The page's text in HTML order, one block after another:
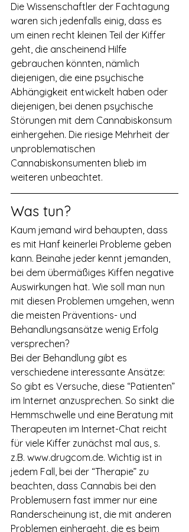
Die Wissenschaftler der Fachtagung
waren sich jedenfalls einig, dass es
um einen recht kleinen Teil der Kiffer
geht, die anscheinend Hilfe
gebrauchen könnten, nämlich
diejenigen, die eine psychische
Abhängigkeit entwickelt haben oder
diejenigen, bei denen psychische
Störungen mit dem Cannabiskonsum
einhergehen. Die riesige Mehrheit der
unproblematischen
Cannabiskonsumenten blieb im
weiteren unbeachtet.
Was tun?
Kaum jemand wird behaupten, dass
es mit Hanf keinerlei Probleme geben
kann. Beinahe jeder kennt jemanden,
bei dem übermäßiges Kiffen negative
Auswirkungen hat. Wie soll man nun
mit diesen Problemen umgehen, wenn
die meisten Präventions- und
Behandlungsansätze wenig Erfolg
versprechen?
Bei der Behandlung gibt es
verschiedene interessante Ansätze:
So gibt es Versuche, diese “Patienten”
im Internet anzusprechen. So sinkt die
Hemmschwelle und eine Beratung mit
Therapeuten im Internet-Chat reicht
für viele Kiffer zunächst mal aus, s.
z.B. www.drugcom.de. Wichtig ist in
jedem Fall, bei der “Therapie” zu
beachten, dass Cannabis bei den
Problemusern fast immer nur eine
Randerscheinung ist, die mit anderen
Problemen einhergeht, die es beim